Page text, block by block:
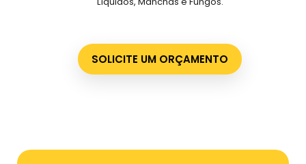
SOLICITE UM ORÇAMENTO